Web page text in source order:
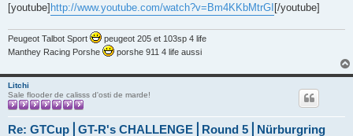
[youtube]http://www.youtube.com/watch?v=Bm4KKbMtrGI[/youtube]
Peugeot Talbot Sport
peugeot 205 et 103sp 4 life
Manthey Racing Porshe
porshe 911 4 life aussi
Litchi
Sale flooder de calisss d'osti de marde!
Re: GTCup⎪GT-R's CHALLENGE⎪Round 5⎪Nürburgring